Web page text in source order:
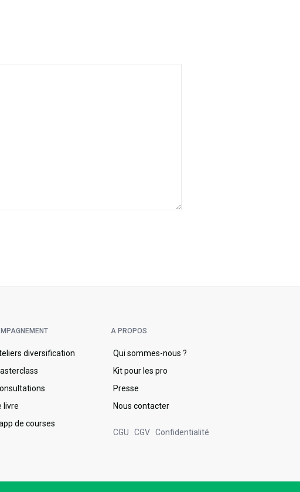
diversification
livre
de courses
A PROPOS
Qui sommes-nous ?
Kit pour les pro
Presse
Nous contacter
CGU CGV Confidentialité